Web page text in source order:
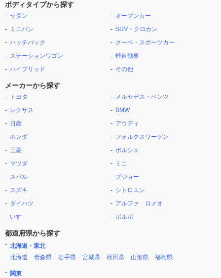
ボディタイプから探す
セダン
ミニバン
ハッチバック
ステーションワゴン
ハイブリッド
オープンカー
SUV・クロカン
クーペ・スポーツカー
軽自動車
その他
メーカーから探す
トヨタ
レクサス
日産
ホンダ
三菱
マツダ
スバル
スズキ
ダイハツ
いすゞ
メルセデス・ベンツ
BMW
アウディ
フォルクスワーゲン
ポルシェ
ミニ
プジョー
シトロエン
アルファ ロメオ
ボルボ
都道府県から探す
北海道・東北
北海道
青森県 岩手県 宮城県 秋田県 山形県 福島県
関東